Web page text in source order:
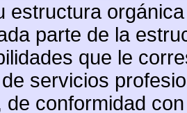
estructura
parte de la
que le
servicios
de conformidad